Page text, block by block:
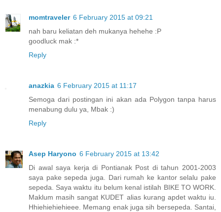
momtraveler 6 February 2015 at 09:21
nah baru keliatan deh mukanya hehehe :P
goodluck mak :*
Reply
anazkia 6 February 2015 at 11:17
Semoga dari postingan ini akan ada Polygon tanpa harus
menabung dulu ya, Mbak :)
Reply
Asep Haryono 6 February 2015 at 13:42
Di awal saya kerja di Pontianak Post di tahun 2001-2003
saya pake sepeda juga. Dari rumah ke kantor selalu pake
sepeda. Saya waktu itu belum kenal istilah BIKE TO WORK.
Maklum masih sangat KUDET alias kurang apdet waktu iu.
Hhiehiehiehieee. Memang enak juga sih bersepeda. Santai,